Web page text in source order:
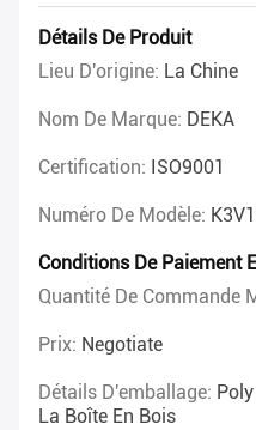
Détails De Produit
Lieu D'origine: La Chine
Nom De Marque: DEKA
Certification: ISO9001
Numéro De Modèle:
Conditions De Paiement
Quantité De Commande
Prix: Negotiate
Détails D'emballage:
La Boîte En Bois